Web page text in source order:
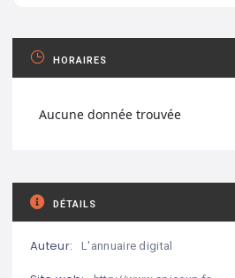
HORAIRES
Aucune donnée trouvée
DÉTAILS
Auteur: L'annuaire digital